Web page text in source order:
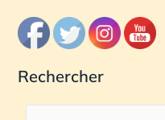
Rechercher